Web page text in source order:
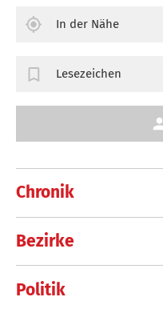
Chronik
Bezirke
Politik
In der Nähe
Lesezeichen